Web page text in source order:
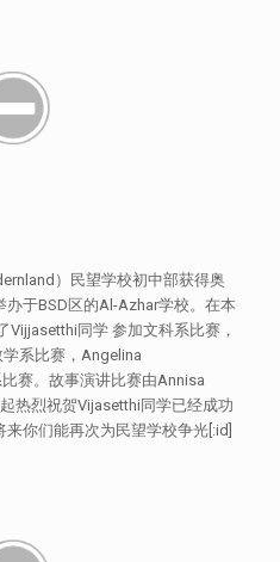
）民望学校初中部获得奥
于BSD区的Al-Azhar学校。在本
Vijjasetthi同学 参加文科系比赛，
系比赛，Angelina
赛。故事演讲比赛由Annisa
热烈祝贺Vijasetthi同学已经成功
你们能再次为民望学校争光[:id]